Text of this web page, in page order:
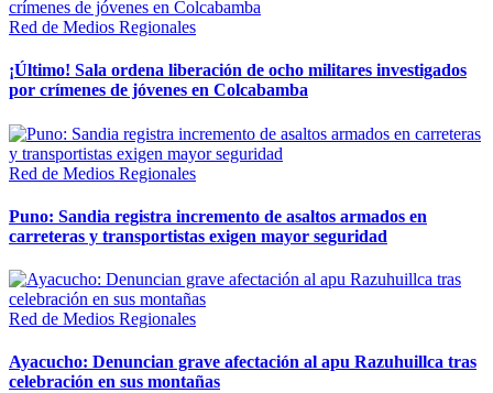
Red de Medios Regionales
¡Último! Sala ordena liberación de ocho militares investigados
por crímenes de jóvenes en Colcabamba
Red de Medios Regionales
Puno: Sandia registra incremento de asaltos armados en
carreteras y transportistas exigen mayor seguridad
Red de Medios Regionales
Ayacucho: Denuncian grave afectación al apu Razuhuillca tras
celebración en sus montañas